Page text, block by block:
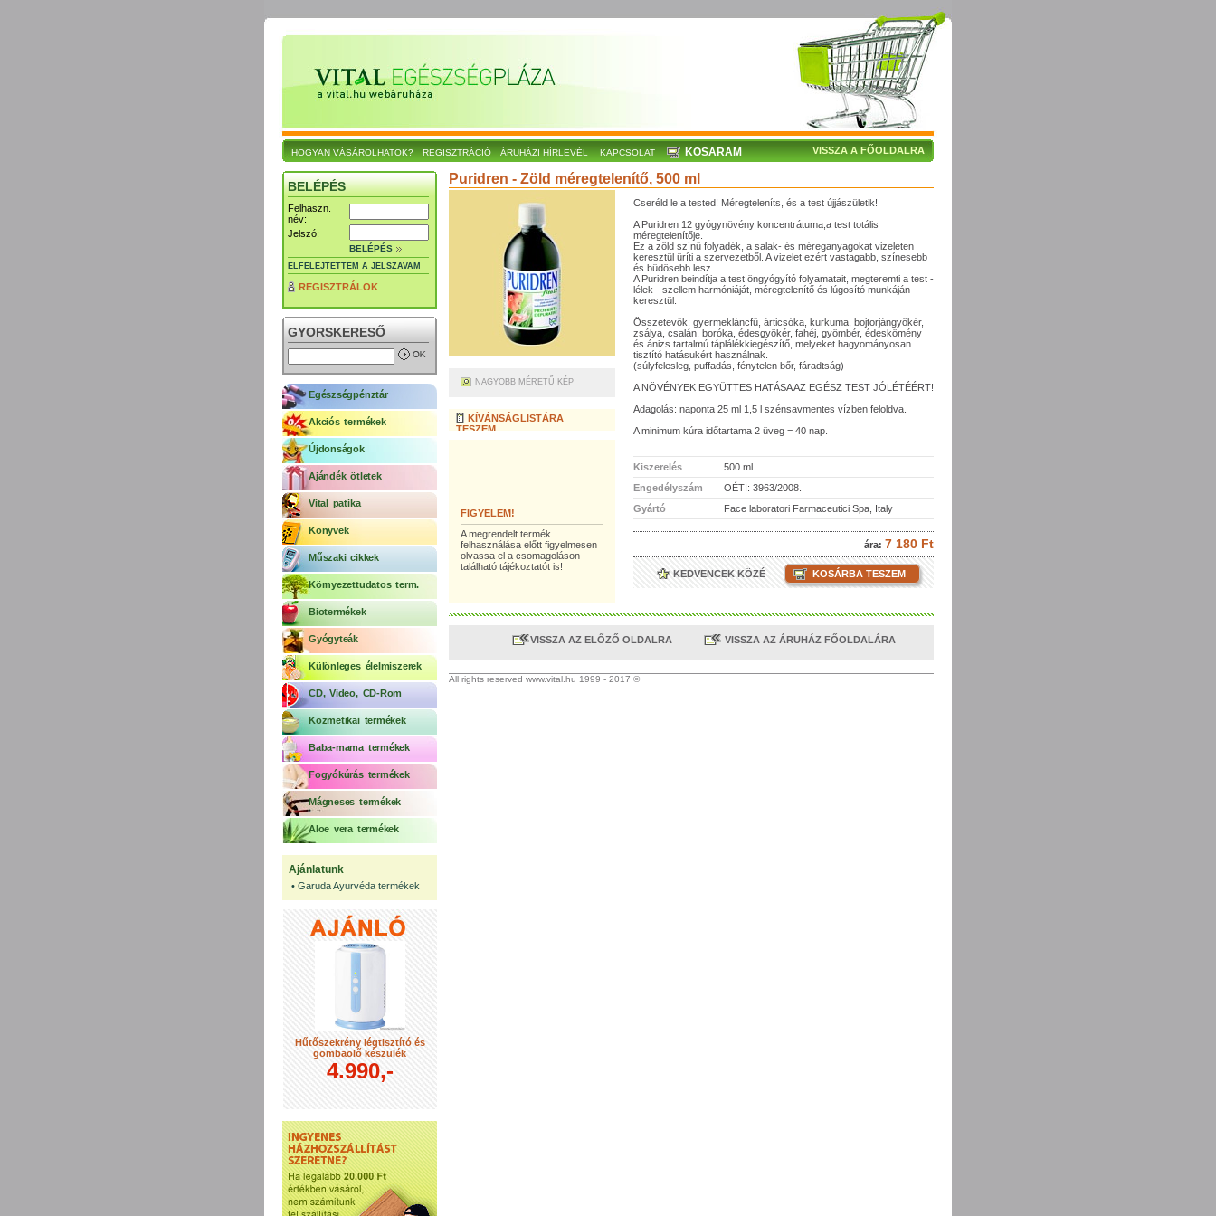
HOGYAN VÁSÁROLHATOK? REGISZTRÁCIÓ ÁRUHÁZI HÍRLEVÉL KAPCSOLAT KOSARAM VISSZA A FŐOLDALRA
BELÉPÉS
Felhaszn.
név:
Jelszó:
BELÉPÉS
ELFELEJTETTEM A JELSZAVAM
REGISZTRÁLOK
GYORSKERESŐ
Egészségpénztár
Akciós termékek
Újdonságok
Ajándék ötletek
Vital patika
Könyvek
Műszaki cikkek
Környezettudatos term.
Biotermékek
Gyógyteák
Különleges élelmiszerek
CD, Video, CD-Rom
Kozmetikai termékek
Baba-mama termékek
Fogyókúrás termékek
Mágneses termékek
Aloe vera termékek
Ajánlatunk
• Garuda Ayurvéda termékek
Hűtőszekrény légtisztító és
gombaölő készülék
4.990,-
Puridren - Zöld méregtelenítő, 500 ml
NAGYOBB MÉRETŰ KÉP
KÍVÁNSÁGLISTÁRA
TESZEM
FIGYELEM!
A megrendelt termék
felhasználása előtt figyelmesen
olvassa el a csomagoláson
található tájékoztatót is!
Cseréld le a tested! Méregteleníts, és a test újjászületik!
A Puridren 12 gyógynövény koncentrátuma,a test totális
méregtelenítője.
Ez a zöld színű folyadék, a salak- és méreganyagokat vizeleten
keresztül üríti a szervezetből. A vizelet ezért vastagabb, színesebb
és büdösebb lesz.
A Puridren beindítja a test öngyógyító folyamatait, megteremti a test -
lélek - szellem harmóniáját, méregtelenítő és lúgosító munkáján
keresztül.
Összetevők: gyermekláncfű, árticsóka, kurkuma, bojtorjángyökér,
zsálya, csalán, boróka, édesgyökér, fahéj, gyömbér, édeskömény
és ánizs tartalmú táplálékkiegészítő, melyeket hagyományosan
tisztító hatásukért használnak.
(súlyfelesleg, puffadás, fénytelen bőr, fáradtság)
A NÖVÉNYEK EGYÜTTES HATÁSA AZ EGÉSZ TEST JÓLÉTÉÉRT!
Adagolás: naponta 25 ml 1,5 l szénsavmentes vízben feloldva.
A minimum kúra időtartama 2 üveg = 40 nap.
Kiszerelés
500 ml
Engedélyszám
OÉTI: 3963/2008.
Gyártó
Face laboratori Farmaceutici Spa, Italy
ára: 7 180 Ft
KEDVENCEK KÖZÉ KOSÁRBA TESZEM
VISSZA AZ ELŐZŐ OLDALRA VISSZA AZ ÁRUHÁZ FŐOLDALÁRA
All rights reserved www.vital.hu 1999 - 2017 ©